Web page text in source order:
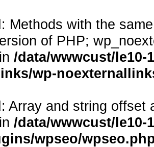
: Methods with the
of PHP;
/data/wwwcust/
wp-
: Array and string offset
/data/wwwcust/le10-
wpseo/